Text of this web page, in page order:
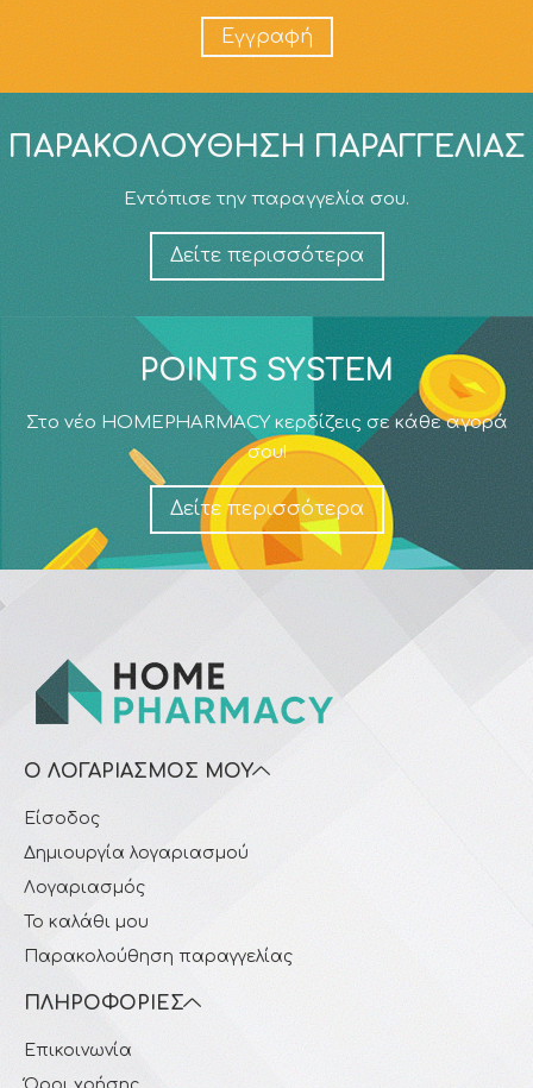
Εγγραφή
ΠΑΡΑΚΟΛΟΎΘΗΣΗ ΠΑΡΑΓΓΕΛΊΑΣ
Εντόπισε την παραγγελία σου.
Δείτε περισσότερα
POINTS SYSTEM
Στο νέο HOMEPHARMACY κερδίζεις σε κάθε αγορά
σου!
Δείτε περισσότερα
Ο ΛΟΓΑΡΙΑΣΜΌΣ ΜΟΥ
Είσοδος
Δημιουργία λογαριασμού
Λογαριασμός
Το καλάθι μου
Παρακολούθηση παραγγελίας
ΠΛΗΡΟΦΟΡΊΕΣ
Επικοινωνία